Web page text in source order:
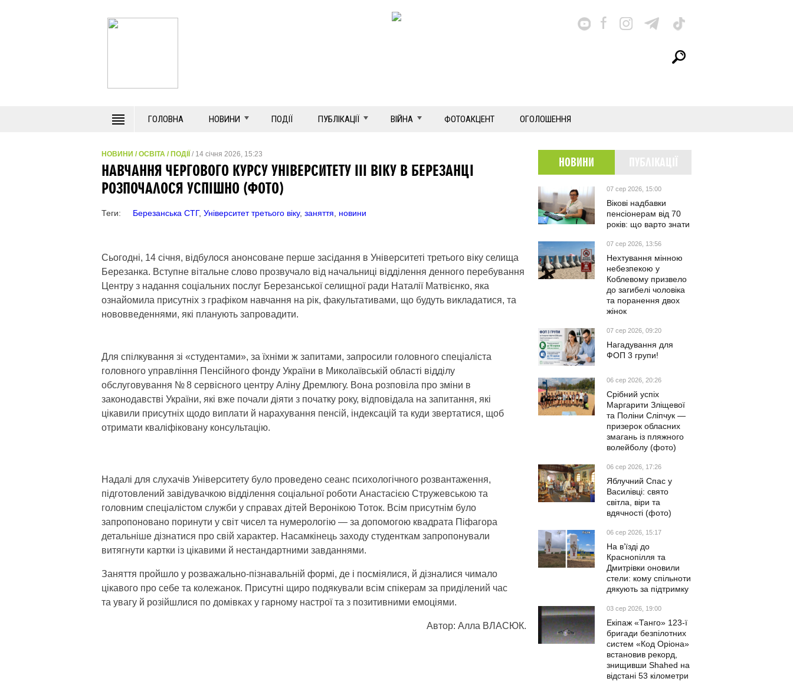
ГОЛОВНА НОВИНИ ПОДІЇ ПУБЛІКАЦІЇ ВІЙНА ФОТОАКЦЕНТ ОГОЛОШЕННЯ
НОВИНИ /ОСВІТА / ПОДІЇ / 14 січня 2026, 15:23
НАВЧАННЯ ЧЕРГОВОГО КУРСУ УНІВЕРСИТЕТУ ІІІ ВІКУ В БЕРЕЗАНЦІ
РОЗПОЧАЛОСЯ УСПІШНО (ФОТО)
Теги: Березанська СТГ, Університет третього віку, заняття новини
Сьогодні, 14 січня, відбулося анонсоване перше засідання в Університеті третього віку селища
Березанка. Вступне вітальне слово прозвучало від начальниці відділення денного перебування
Центру з надання соціальних послуг Березанської селищної ради Наталії Матвієнко, яка
ознайомила присутніх з графіком навчання на рік, факультативами, що будуть викладатися, та
нововведеннями, які планують запровадити.
Для спілкування зі «студентами», за їхніми ж запитами, запросили головного спеціаліста
головного управління Пенсійного фонду України в Миколаївській області відділу
обслуговування № 8 сервісного центру Аліну Дремлюгу. Вона розповіла про зміни в
законодавстві України, які вже почали діяти з початку року, відповідала на запитання, які
цікавили присутніх щодо виплати й нарахування пенсій, індексацій та куди звертатися, щоб
отримати кваліфіковану консультацію.
Надалі для слухачів Університету було проведено сеанс психологічного розвантаження,
підготовлений завідувачкою відділення соціальної роботи Анастасією Стружевською та
головним спеціалістом служби у справах дітей Веронікою Тоток. Всім присутнім було
запропоновано поринути у світ чисел та нумерологію — за допомогою квадрата Піфагора
детальніше дізнатися про свій характер. Насамкінець заходу студенткам запропонували
витягнути картки із цікавими й нестандартними завданнями.
Заняття пройшло у розважально-пізнавальній формі, де і посміялися, й дізналися чимало
цікавого про себе та колежанок. Присутні щиро подякували всім спікерам за приділений час
та увагу й розійшлися по домівках у гарному настрої та з позитивними емоціями.
Автор: Алла ВЛАСЮК.
НОВИНИ
07 сер 2026, 15:00
Вікові надбавки
пенсіонерам від 70
років: що варто знати
07 сер 2026, 13:56
Нехтування мінною
небезпекою у
Коблевому призвело
до загибелі чоловіка
та поранення двох
жінок
07 сер 2026, 09:20
Нагадування для
ФОП 3 групи!
06 сер 2026, 20:26
Срібний успіх
Маргарити Зліщевої
та Поліни Сліпчук —
призерок обласних
змагань із пляжного
волейболу (фото)
06 сер 2026, 17:26
Яблучний Спас у
Василівці: свято
світла, віри та
вдячності (фото)
06 сер 2026, 15:17
На в’їзді до
Краснопілля та
Дмитрівки оновили
стели: кому спільноти
дякують за підтримку
03 сер 2026, 19:00
Екіпаж «Танго» 123-ї
бригади безпілотних
систем «Код Оріона»
встановив рекорд,
знищивши Shahed на
відстані 53 кілометри